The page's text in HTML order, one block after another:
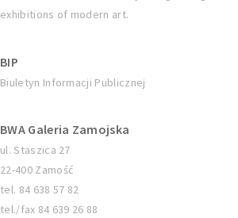
exhibitions of modern art.
BIP
Biuletyn Informacji Publicznej
BWA Galeria Zamojska
ul. Staszica 27
22-400 Zamość
tel. 84 638 57 82
tel./fax 84 639 26 88